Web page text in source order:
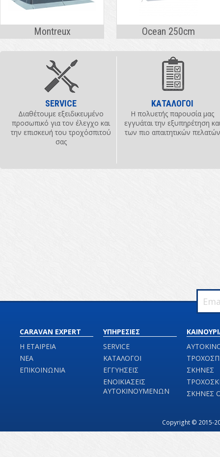
Montreux Ocean 250cm
SERVICE
Διαθέτουμε εξειδικευμένο
προσωπικό για τον έλεγχο και
την επισκευή του τροχόσπιτού
σας
ΚΑΤΑΛΟΓΟΙ
Η πολυετής παρουσία μας
εγγυάται την εξυπηρέτηση
των πιο απαιτητικών πελατών
CARAVAN EXPERT
Η ΕΤΑΙΡΕΙΑ
ΝΕΑ
ΕΠΙΚΟΙΝΩΝΙΑ
ΥΠΗΡΕΣΙΕΣ
SERVICE
ΚΑΤΑΛΟΓΟΙ
ΕΓΓΥΗΣΕΙΣ
ΕΝΟΙΚΙΑΣΕΙΣ
ΑΥΤΟΚΙΝΟΥΜΕΝΩΝ
ΣΚΗΝΕΣ
ΣΚΗΝΕΣ
Copyright © 2015-